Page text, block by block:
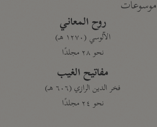
موسوعات
روح المعاني
الآلوسي (١٢٧٠ هـ)
نحو ٢٨ مجلدًا
مفاتيح الغيب
فخر الدين الرازي (٦٠٦ هـ)
نحو ٢٤ مجلدًا